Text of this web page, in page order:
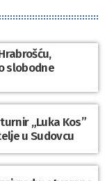
slobodne
„Luka Kos”
u Sudovcu